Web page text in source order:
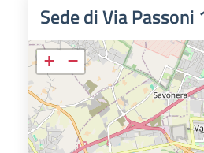
Sede di Via Passoni
+ −